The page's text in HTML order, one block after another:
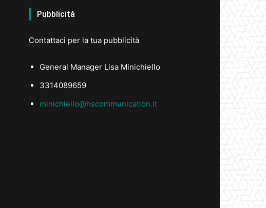
Pubblicità
Contattaci per la tua pubblicità
General Manager Lisa Minichiello
3314089659
minichiello@hscommunication.it